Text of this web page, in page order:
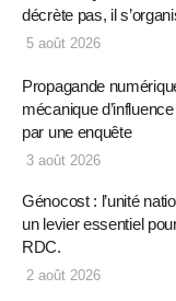
décrète pas, il
5 août 2026
Propagande
mécanique
par une enquête
3 août 2026
Génocost : l’unité
un levier essentiel
RDC.
2 août 2026